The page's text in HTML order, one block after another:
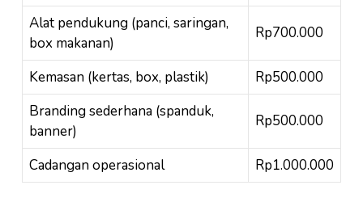
Alat pendukung (panci, saringan,
box makanan)
Rp700.000
Kemasan (kertas, box, plastik)
Rp500.000
Branding sederhana (spanduk,
banner)
Rp500.000
Cadangan operasional Rp1.000.000